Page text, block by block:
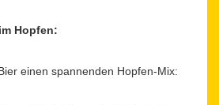
Hopfen:
einen spannenden Hopfen-Mix: